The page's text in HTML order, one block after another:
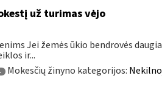
už turimas vėjo
Jei žemės ūkio bendrovės
ir...
Mokesčių žinyno kategorijos: